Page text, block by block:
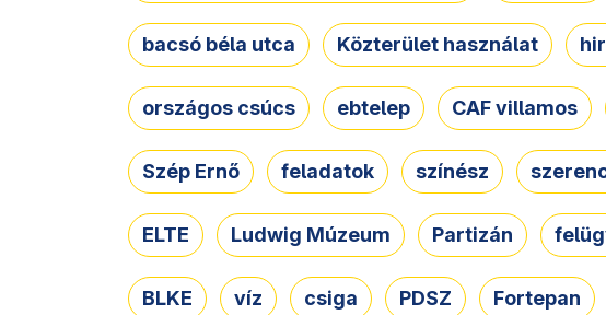
bacsó béla utca Közterület használat
országos csúcs ebtelep CAF villamos
Szép Ernő feladatok színész
ELTE Ludwig Múzeum Partizán
BLKE víz csiga PDSZ Fortepan